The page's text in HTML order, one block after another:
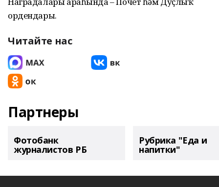
ордендары.
Читайте нас
Партнеры
Фотобанк
журналистов РБ
Рубрика "Еда и
напитки"